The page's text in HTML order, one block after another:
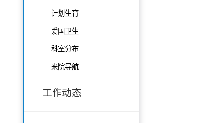
计划生育
爱国卫生
科室分布
来院导航
工作动态